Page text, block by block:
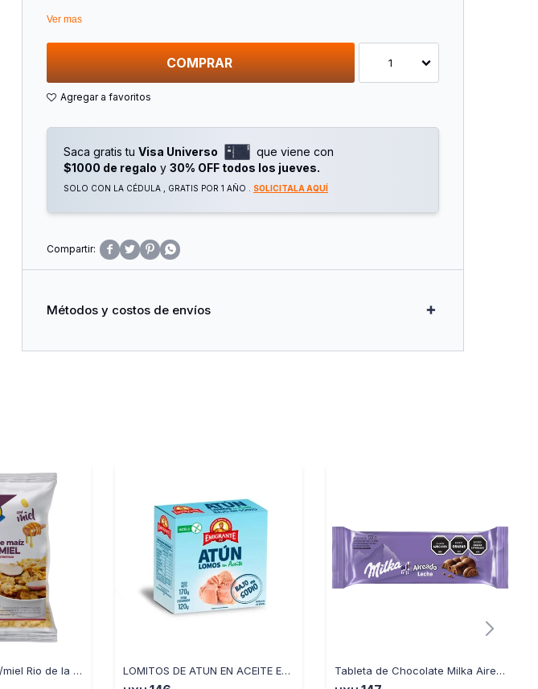
Ver mas
COMPRAR 1
Saca gratis tu Visa Universo
que viene con
$1000 de regalo y 30% OFF todos los jueves.
SOLO CON LA CÉDULA , GRATIS POR 1 AÑO . SOLICITALA AQUÍ
   
Métodos y costos de envíos
Copos de Maiz C/miel Rio de la Plata 500 gr LOMITOS DE ATUN EN ACEITE EMIGRANTE - 170 GRS Tableta de Chocolate Milka Aireado con Leche 50G